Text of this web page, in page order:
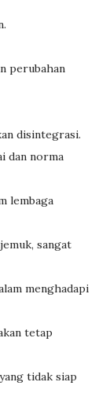
perubahan
disintegrasi.
dan norma
lembaga
sangat
menghadapi
tetap
tidak siap